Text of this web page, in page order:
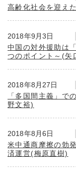
高齢化社会を迎え
2018年9月3日
中国の対外援助は
つのポイント～(矢
2018年8月27日
「多国間主義」で
野文裕)
2018年8月6日
米中通商摩擦の勃
済運営(梅原直樹)